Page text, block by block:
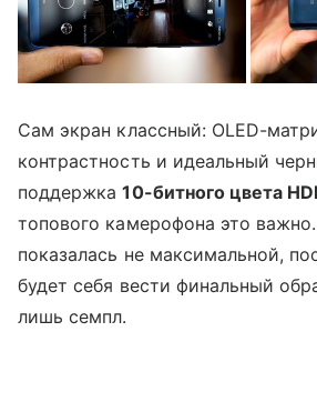
Сам экран классный: OLED-
контрастность и идеальный
поддержка10-битного цвета
топового камерофона это
показалась не максимальной,
будет себя вести финальный
лишь семпл.